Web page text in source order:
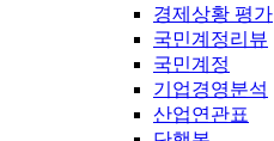
경제상황 평가
국민계정리뷰
국민계정
기업경영분석
산업연관표